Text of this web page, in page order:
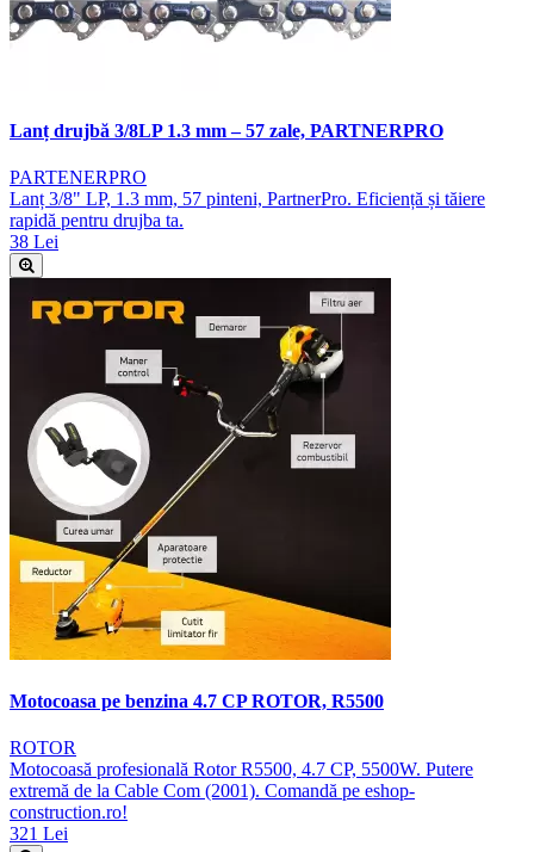
Lanț drujbă 3/8LP 1.3 mm – 57 zale, PARTNERPRO
PARTENERPRO
Lanț 3/8" LP, 1.3 mm, 57 pinteni, PartnerPro. Eficiență și tăiere
rapidă pentru drujba ta.
38 Lei
Motocoasa pe benzina 4.7 CP ROTOR, R5500
ROTOR
Motocoasă profesională Rotor R5500, 4.7 CP, 5500W. Putere
extremă de la Cable Com (2001). Comandă pe eshop-
construction.ro!
321 Lei